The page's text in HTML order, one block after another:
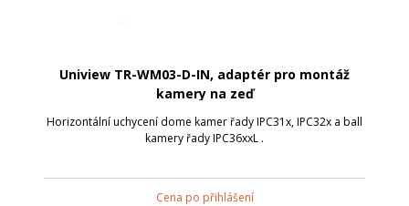
Uniview TR-WM03-D-IN, adaptér pro montáž
kamery na zeď
Horizontální uchycení dome kamer řady IPC31x, IPC32x a ball
kamery řady IPC36xxL .
Cena po přihlášení